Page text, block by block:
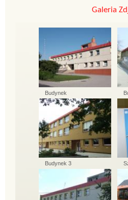
Galeria
Budynek
Budynek 3